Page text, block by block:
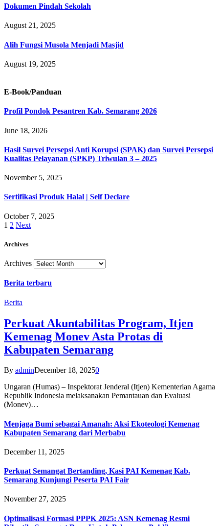
Dokumen Pindah Sekolah
August 21, 2025
Alih Fungsi Musola Menjadi Masjid
August 19, 2025
E-Book/Panduan
Profil Pondok Pesantren Kab. Semarang 2026
June 18, 2026
Hasil Survei Persepsi Anti Korupsi (SPAK) dan Survei Persepsi
Kualitas Pelayanan (SPKP) Triwulan 3 – 2025
November 5, 2025
Sertifikasi Produk Halal | Self Declare
October 7, 2025
1 2 Next
Archives
Archives
Berita terbaru
Berita
Perkuat Akuntabilitas Program, Itjen
Kemenag Monev Asta Protas di
Kabupaten Semarang
By adminDecember 18, 20250
Ungaran (Humas) – Inspektorat Jenderal (Itjen) Kementerian Agama
Republik Indonesia melaksanakan Pemantauan dan Evaluasi
(Monev)…
Menjaga Bumi sebagai Amanah: Aksi Ekoteologi Kemenag
Kabupaten Semarang dari Merbabu
December 11, 2025
Perkuat Semangat Bertanding, Kasi PAI Kemenag Kab.
Semarang Kunjungi Peserta PAI Fair
November 27, 2025
Optimalisasi Formasi PPPK 2025: ASN Kemenag Resmi